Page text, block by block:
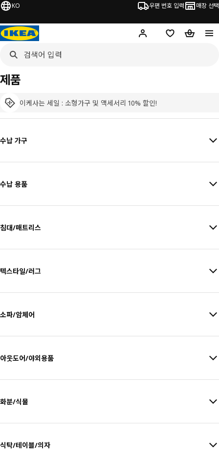
KO 우편 번호 입력 매장 선택
Hej! 로그인 하기
위시리스트장바구니
이케사는 세일 : 소형가구 및 액세서리 10% 할인!
제품
수납 가구
수납 용품
침대/매트리스
텍스타일/러그
소파/암체어
아웃도어/야외용품
화분/식물
식탁/테이블/의자